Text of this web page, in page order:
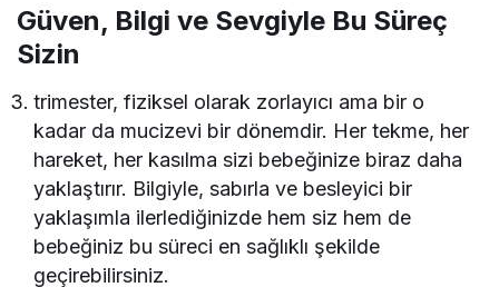
Güven, Bilgi ve Sevgiyle Bu Süreç
Sizin
trimester, fiziksel olarak zorlayıcı ama bir o
kadar da mucizevi bir dönemdir. Her tekme, her
hareket, her kasılma sizi bebeğinize biraz daha
yaklaştırır. Bilgiyle, sabırla ve besleyici bir
yaklaşımla ilerlediğinizde hem siz hem de
bebeğiniz bu süreci en sağlıklı şekilde
geçirebilirsiniz.